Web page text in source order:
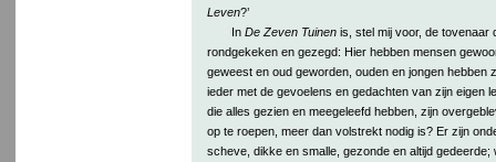
Leven?’
In De Zeven Tuinenis, stel mij voor, de tovenaar
rondgekeken en gezegd: Hier hebben mensen
geweest en oud geworden, ouden en jongen hebben
ieder met de gevoelens en gedachten van zijn eigen
die alles gezien en meegeleefd hebben, zijn
op te roepen, meer dan volstrekt nodig is? Er zijn
scheve, dikke en smalle, gezonde en altijd gedeerde;